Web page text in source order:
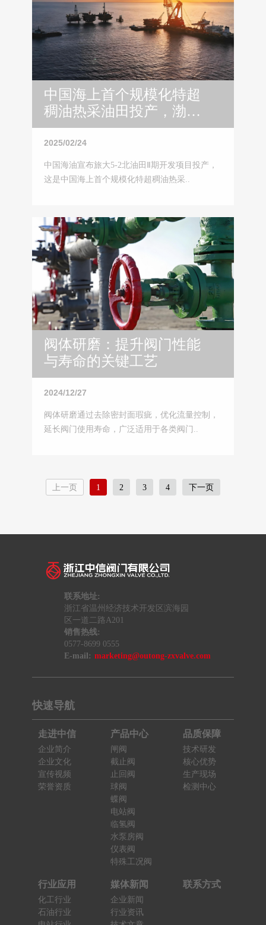
中国海上首个规模化特超
稠油热采油田投产，渤海
稠油开发再突破
2025/02/24
中国海油宣布旅大5-2北油田Ⅱ期开发项目投产，
这是中国海上首个规模化特超稠油热采..
阀体研磨：提升阀门性能
与寿命的关键工艺
2024/12/27
阀体研磨通过去除密封面瑕疵，优化流量控制，
延长阀门使用寿命，广泛适用于各类阀门..
上一页 1 2 3 4 下一页
联系地址:
浙江省温州经济技术开发区滨海园
区一道二路A201
销售热线:
0577-8699 0555
E-mail: marketing@outong-zxvalve.com
快速导航
走进中信
企业简介
企业文化
宣传视频
荣誉资质
产品中心
闸阀
截止阀
止回阀
球阀
蝶阀
电站阀
临氢阀
水泵房阀
仪表阀
特殊工况阀
品质保障
技术研发
核心优势
生产现场
检测中心
行业应用
化工行业
石油行业
媒体新闻
企业新闻
行业资讯
联系方式